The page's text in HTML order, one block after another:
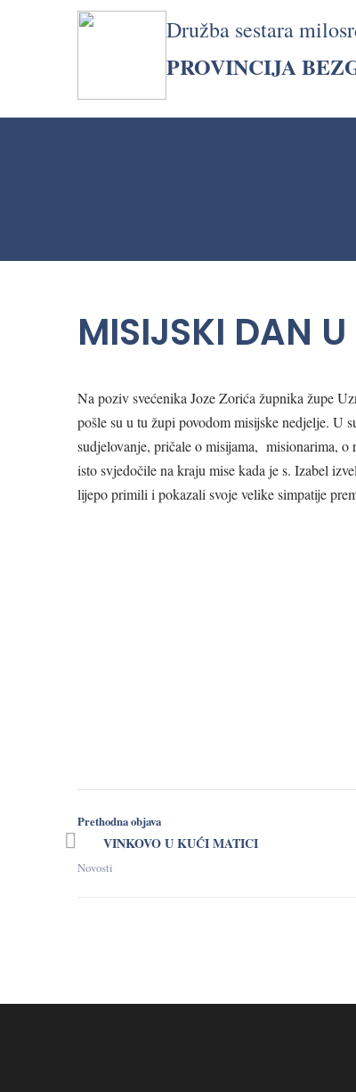
Družba sestara
PROVINCIJA
MISIJSKI DAN
Na poziv svećenika Joze Zorića župnika župe
pošle su u tu župi povodom misijske nedjelje. U
sudjelovanje, pričale o misijama, misionarima,
isto svjedočile na kraju mise kada je s. Izabel
lijepo primili i pokazali svoje velike simpatije
Prethodna objava
VINKOVO U KUĆI MATICI
Novosti